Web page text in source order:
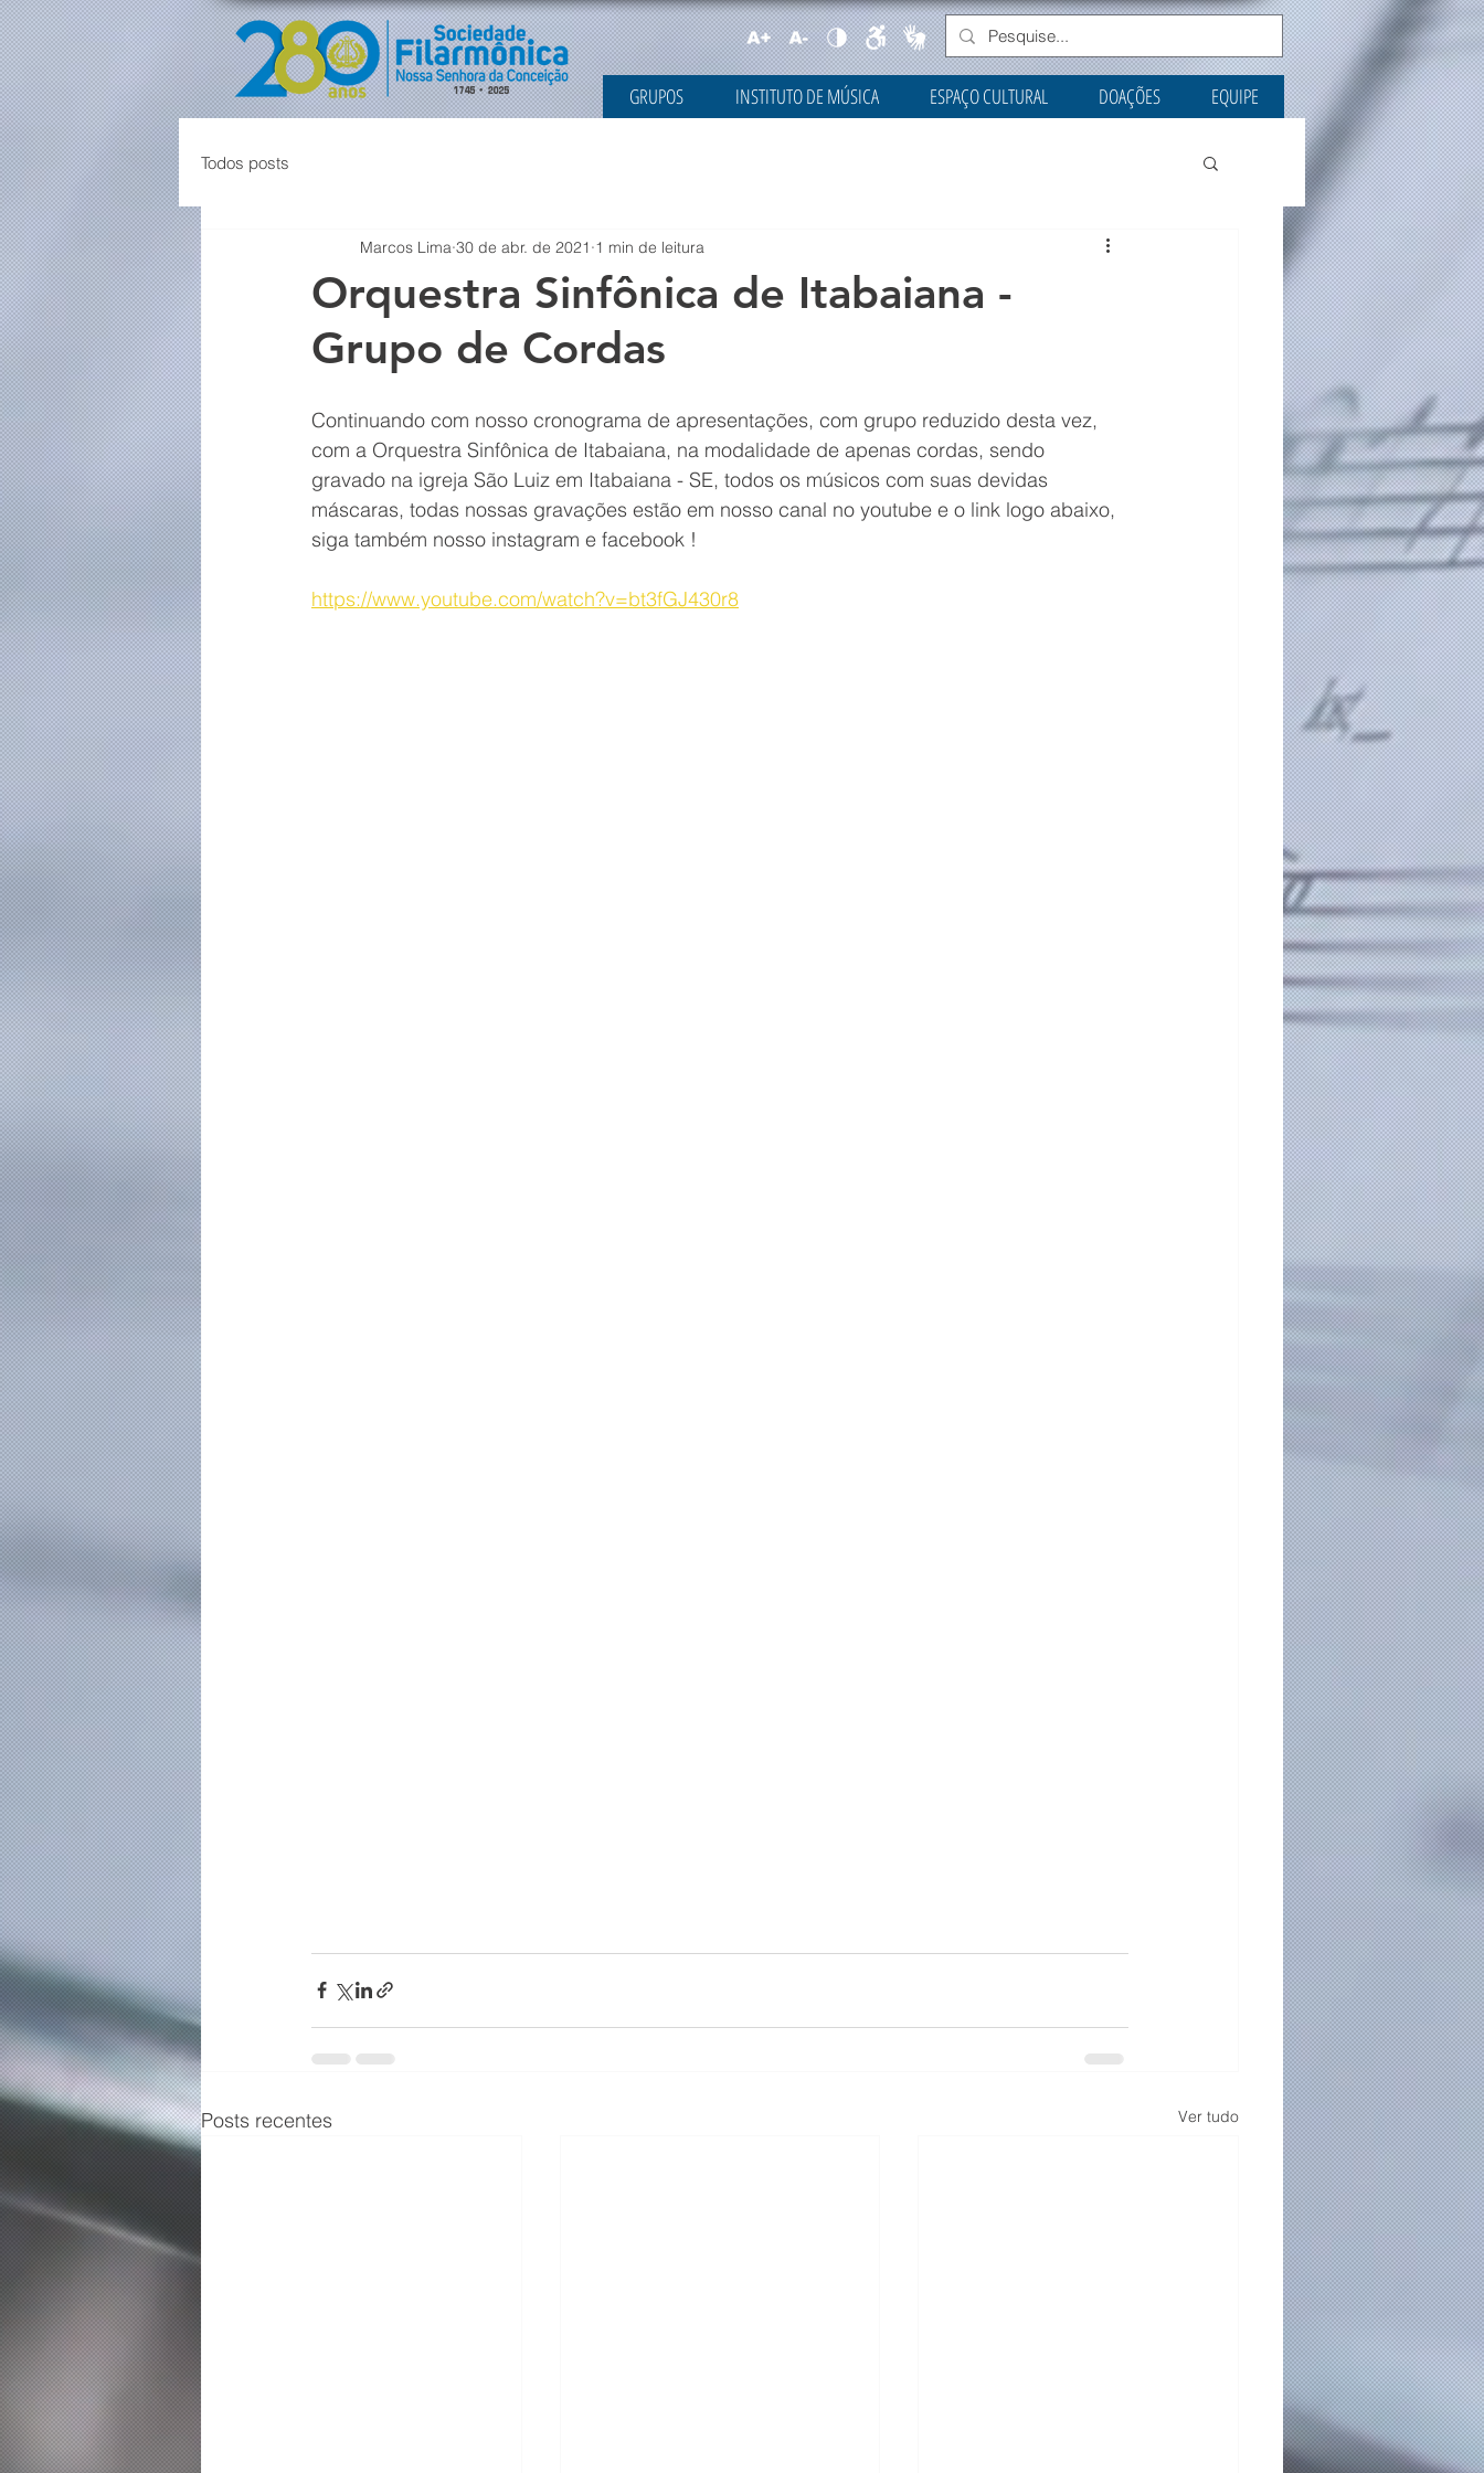
GRUPOS INSTITUTO DE MÚSICA ESPAÇO CULTURAL DOAÇÕES EQUIPE
Todos posts
Orquestra Sinfônica de Itabaiana -
Grupo de Cordas
Marcos Lima 30 de abr. de 2021 1 min de leitura
Continuando com nosso cronograma de apresentações, com grupo reduzido desta vez,
com a Orquestra Sinfônica de Itabaiana, na modalidade de apenas cordas, sendo
gravado na igreja São Luiz em Itabaiana - SE, todos os músicos com suas devidas
máscaras, todas nossas gravações estão em nosso canal no youtube e o link logo abaixo,
siga também nosso instagram e facebook !
https://www.youtube.com/watch?v=bt3fGJ430r8
Posts recentes Ver tudo